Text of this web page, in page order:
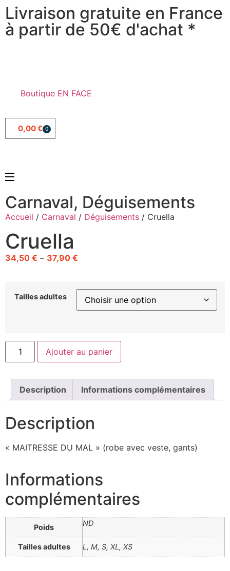
Livraison gratuite en France
à partir de 50€ d'achat *
Boutique EN FACE
0,00€ 0
Carnaval, Déguisements
Accueil / Carnaval / Déguisements / Cruella
Cruella
34,50 € – 37,90 €
Tailles adultes
Ajouter au panier
Description Informations complémentaires
Description
« MAITRESSE DU MAL » (robe avec veste, gants)
Informations
complémentaires
Poids ND
Tailles adultes L, M, S, XL, XS